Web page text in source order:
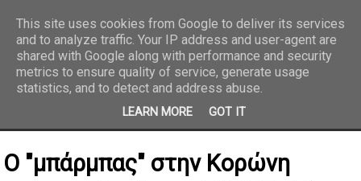
REPORTAZ NET
Ο "μπάρμπας" στην Κορώνη
This site uses cookies from Google to deliver its services
and to analyze traffic. Your IP address and user-agent are
shared with Google along with performance and security
metrics to ensure quality of service, generate usage
statistics, and to detect and address abuse.
LEARN MORE GOT IT